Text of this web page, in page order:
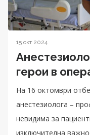
15 окт 2024
герои в
На 16 октомври
анестезиолога –
невидима за
изключителна